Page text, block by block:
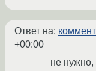
Ответ на:
+00:00
не нужно,